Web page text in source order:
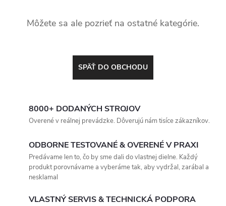
Môžete sa ale pozrieť na ostatné kategórie.
SPÄŤ DO OBCHODU
8000+ DODANÝCH STROJOV
Overené v reálnej prevádzke. Dôverujú nám tisíce zákazníkov.
ODBORNE TESTOVANÉ & OVERENÉ V PRAXI
Predávame len to, čo by sme dali do vlastnej dielne. Každý
produkt porovnávame a vyberáme tak, aby vydržal, zarábal a
nesklamal
VLASTNÝ SERVIS & TECHNICKÁ PODPORA